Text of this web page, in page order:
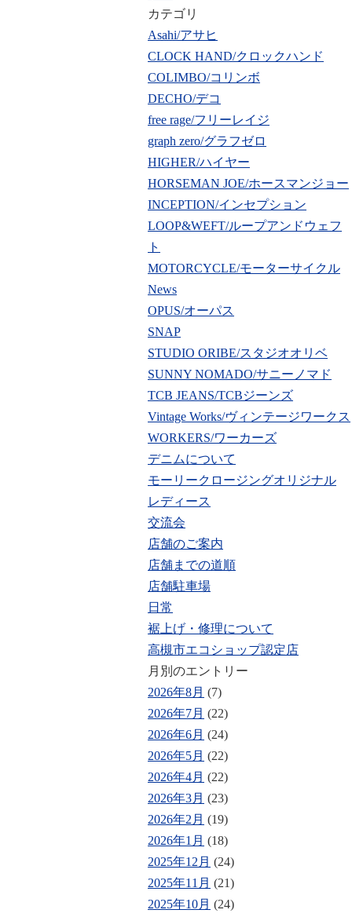
カテゴリ
Asahi/アサヒ
CLOCK HAND/クロックハンド
COLIMBO/コリンボ
DECHO/デコ
free rage/フリーレイジ
graph zero/グラフゼロ
HIGHER/ハイヤー
HORSEMAN JOE/ホースマンジョー
INCEPTION/インセプション
LOOP&WEFT/ループアンドウェフ
ト
MOTORCYCLE/モーターサイクル
News
OPUS/オーパス
SNAP
STUDIO ORIBE/スタジオオリベ
SUNNY NOMADO/サニーノマド
TCB JEANS/TCBジーンズ
Vintage Works/ヴィンテージワークス
WORKERS/ワーカーズ
デニムについて
モーリークロージングオリジナル
レディース
交流会
店舗のご案内
店舗までの道順
店舗駐車場
日常
裾上げ・修理について
高槻市エコショップ認定店
月別のエントリー
2026年8月 (7)
2026年7月 (22)
2026年6月 (24)
2026年5月 (22)
2026年4月 (22)
2026年3月 (23)
2026年2月 (19)
2026年1月 (18)
2025年12月 (24)
2025年11月 (21)
2025年10月 (24)